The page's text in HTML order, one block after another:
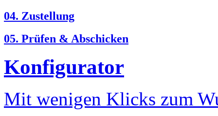
04. Zustellung
05. Prüfen & Abschicken
Konfigurator
Mit wenigen Klicks zum